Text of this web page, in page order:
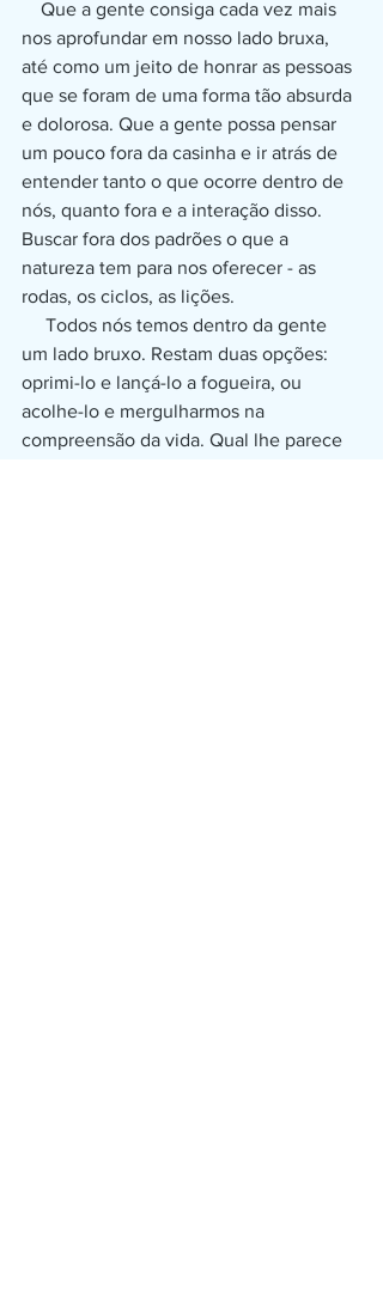
nos aprofundar em nosso lado bruxa,
até como um jeito de honrar as pessoas
que se foram de uma forma tão absurda
e dolorosa. Que a gente possa pensar
um pouco fora da casinha e ir atrás de
entender tanto o que ocorre dentro de
nós, quanto fora e a interação disso.
Buscar fora dos padrões o que a
natureza tem para nos oferecer - as
rodas, os ciclos, as lições.
um lado bruxo. Restam duas opções:
oprimi-lo e lançá-lo a fogueira, ou
acolhe-lo e mergulharmos na
compreensão da vida. Qual lhe parece